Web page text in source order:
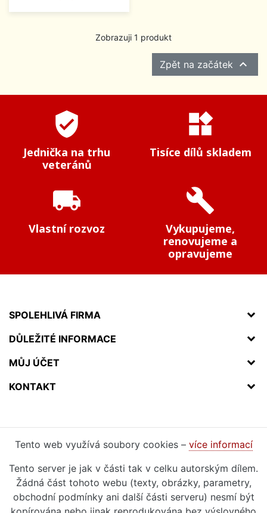
Zobrazuji 1 produkt
Zpět na začátek 
verified_user
Jednička na trhu
veteránů
widgets
Tisíce dílů skladem
local_shipping
Vlastní rozvoz
build
Vykupujeme,
renovujeme a
opravujeme
SPOLEHLIVÁ FIRMA
DŮLEŽITÉ INFORMACE
MŮJ ÚČET
KONTAKT
Tento web využívá soubory cookies – více informací
Tento server je jak v části tak v celku autorským dílem.
Žádná část tohoto webu (texty, obrázky, parametry,
obchodní podmínky ani další části serveru) nesmí být